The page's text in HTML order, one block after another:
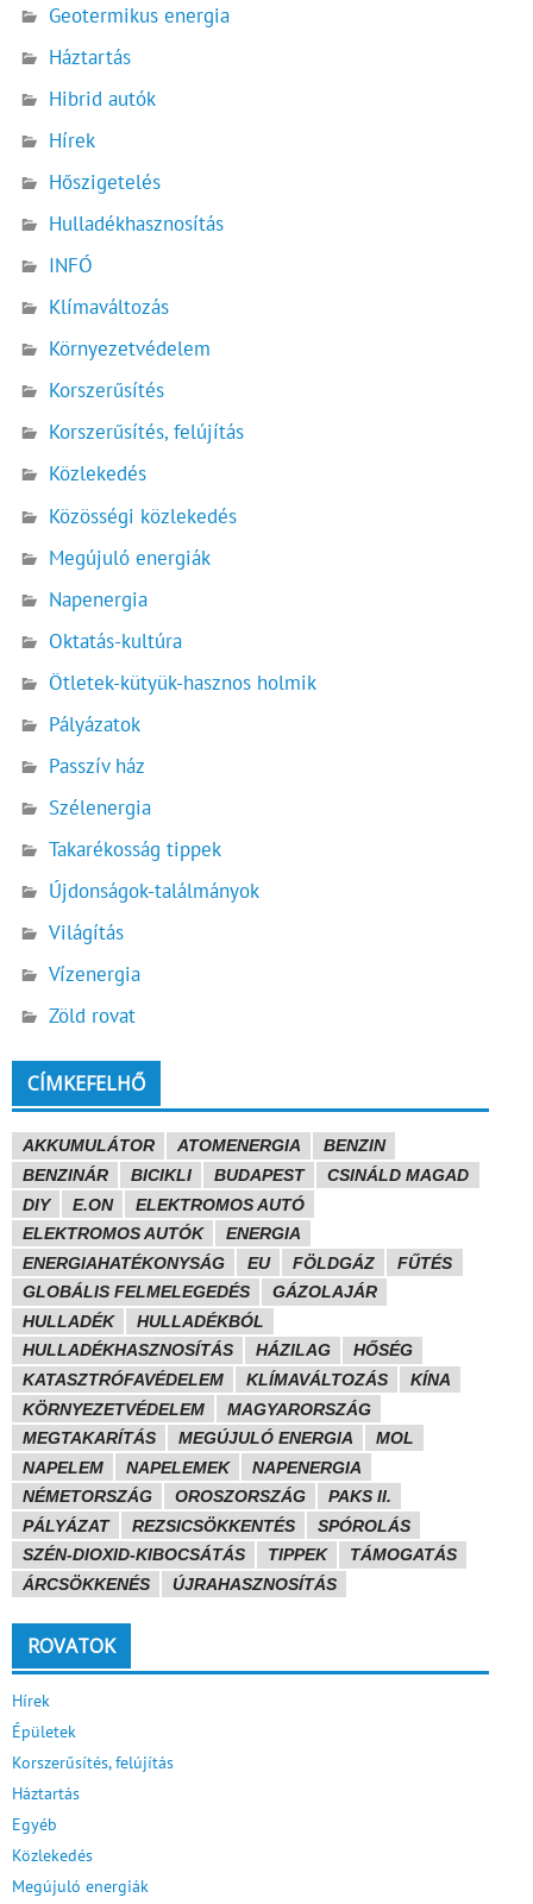
Geotermikus energia
Háztartás
Hibrid autók
Hírek
Hőszigetelés
Hulladékhasznosítás
INFÓ
Klímaváltozás
Környezetvédelem
Korszerűsítés
Korszerűsítés, felújítás
Közlekedés
Közösségi közlekedés
Megújuló energiák
Napenergia
Oktatás-kultúra
Ötletek-kütyük-hasznos holmik
Pályázatok
Passzív ház
Szélenergia
Takarékosság tippek
Újdonságok-találmányok
Világítás
Vízenergia
Zöld rovat
CÍMKEFELHŐ
AKKUMULÁTOR ATOMENERGIA
BENZIN
BENZINÁR
BICIKLI BUDAPEST
CSINÁLD MAGAD
DIY
E.ON
ELEKTROMOS AUTÓ
ELEKTROMOS AUTÓK
ENERGIA
ENERGIAHATÉKONYSÁG
EU FÖLDGÁZ
FŰTÉS
GLOBÁLIS FELMELEGEDÉS
GÁZOLAJÁR
HULLADÉK
HULLADÉKBÓL
HULLADÉKHASZNOSÍTÁS
HÁZILAG
HŐSÉG
KATASZTRÓFAVÉDELEM
KLÍMAVÁLTOZÁS
KÍNA
KÖRNYEZETVÉDELEM
MAGYARORSZÁG
MEGTAKARÍTÁS
MEGÚJULÓ ENERGIA
MOL
NAPELEM
NAPELEMEK
NAPENERGIA
NÉMETORSZÁG
OROSZORSZÁG
PAKS II.
PÁLYÁZAT
REZSICSÖKKENTÉS
SPÓROLÁS
SZÉN-DIOXID-KIBOCSÁTÁS
TIPPEK
TÁMOGATÁS
ÁRCSÖKKENÉS
ÚJRAHASZNOSÍTÁS
ROVATOK
Hírek
Épületek
Korszerűsítés, felújítás
Háztartás
Egyéb
Közlekedés
Megújuló energiák